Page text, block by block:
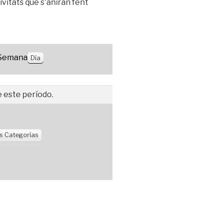
que s'aniran fent
Día
este período.
Categorías